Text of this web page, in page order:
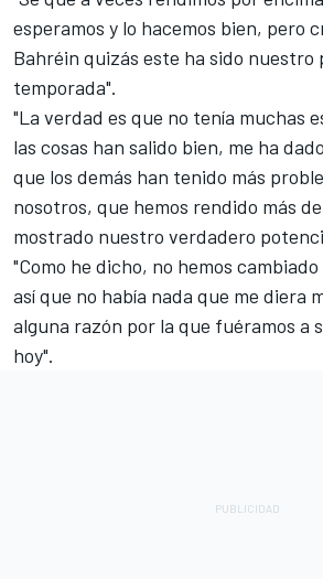
esperamos y lo hacemos bien, pero
Bahréin quizás este ha sido nuestro
temporada".
"La verdad es que no tenía muchas
las cosas han salido bien, me ha
que los demás han tenido más
nosotros, que hemos rendido más
mostrado nuestro verdadero
"Como he dicho, no hemos
así que no había nada que me diera
alguna razón por la que fuéramos a
hoy".